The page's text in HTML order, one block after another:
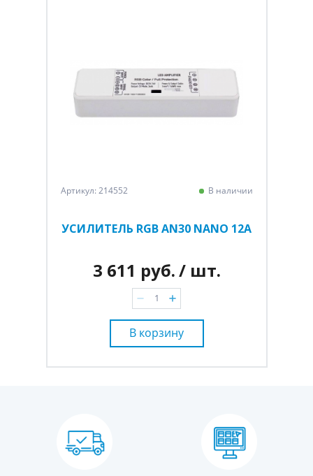
Артикул: 214552 В наличии
УСИЛИТЕЛЬ RGB AN30 NANO 12A
3 611 руб./ шт.
В корзину